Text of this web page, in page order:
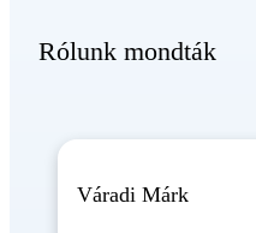
Rólunk mondták
Váradi Márk